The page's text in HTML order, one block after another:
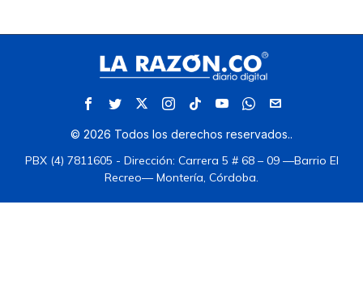
© 2026 Todos los derechos reservados..
PBX (4) 7811605 - Dirección: Carrera 5 # 68 – 09 —Barrio El
Recreo— Montería, Córdoba.